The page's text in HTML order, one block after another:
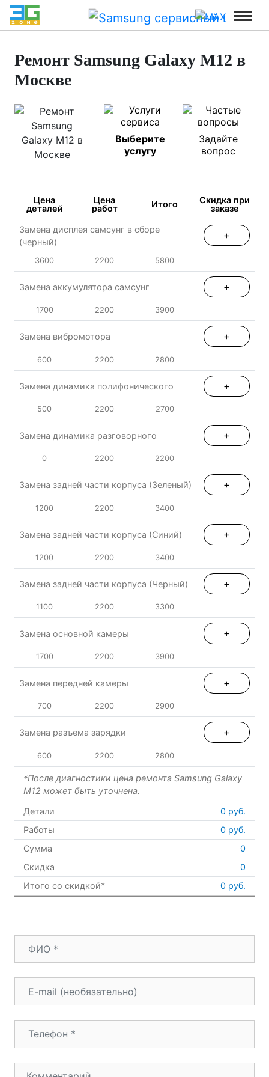
Ремонт Samsung Galaxy M12 в
Москве
Выберите
услугу
Задайте
вопрос
Цена
деталей
Цена
работ
Итого
Скидка при
заказе
Замена дисплея самсунг в сборе
(черный)
3600 2200 5800
+
Замена аккумулятора самсунг
1700 2200 3900
+
Замена вибромотора
600 2200 2800
+
Замена динамика полифонического
500 2200 2700
+
Замена динамика разговорного
0 2200 2200
+
Замена задней части корпуса (Зеленый)
1200 2200 3400
+
Замена задней части корпуса (Синий)
1200 2200 3400
+
Замена задней части корпуса (Черный)
1100 2200 3300
+
Замена основной камеры
1700 2200 3900
+
Замена передней камеры
700 2200 2900
+
Замена разъема зарядки
600 2200 2800
+
*После диагностики цена ремонта Samsung Galaxy
M12 может быть уточнена.
Детали
0 руб.
Работы
0 руб.
Сумма
0
Скидка
0
Итого со скидкой*
0 руб.